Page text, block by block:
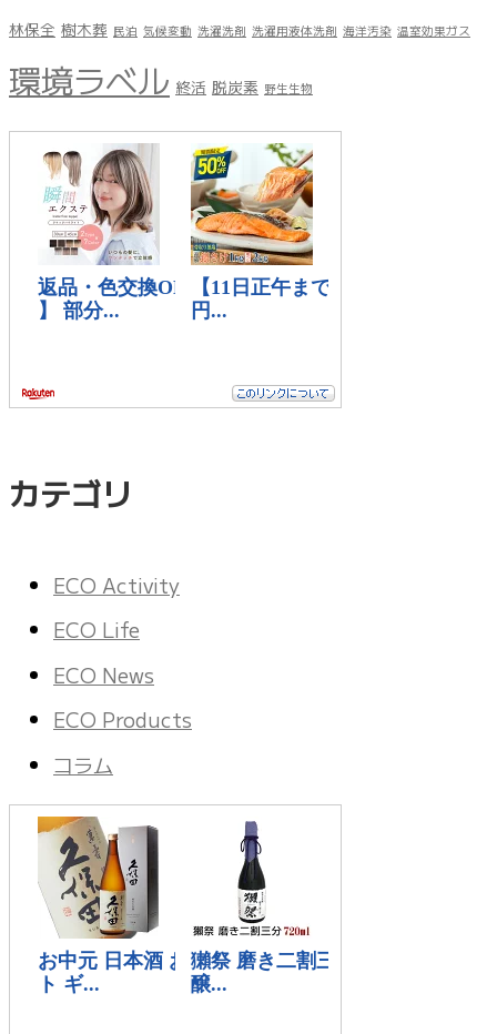
林保全 樹木葬 民泊 気候変動 洗濯洗剤 洗濯用液体洗剤 海洋汚染 温室効果ガス
環境ラベル 終活 脱炭素 野生生物
カテゴリ
ECO Activity
ECO Life
ECO News
ECO Products
コラム